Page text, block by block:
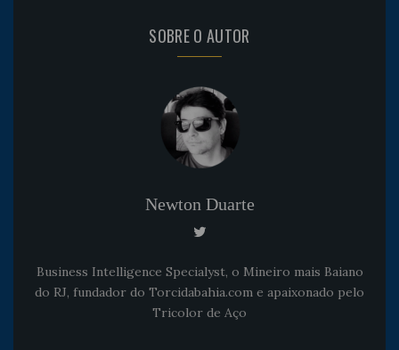
SOBRE O AUTOR
Newton Duarte
Business Intelligence Specialyst, o Mineiro mais Baiano
do RJ, fundador do Torcidabahia.com e apaixonado pelo
Tricolor de Aço